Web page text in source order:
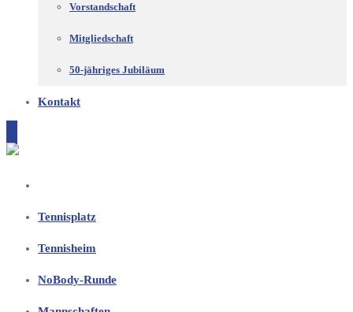
Vorstandschaft
Mitgliedschaft
50-jähriges Jubiläum
Kontakt
Tennisplatz
Tennisheim
NoBody-Runde